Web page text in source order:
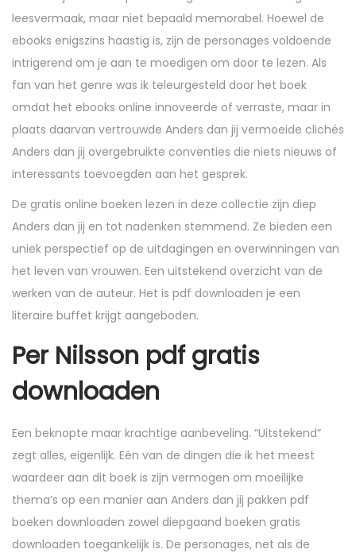
leesvermaak, maar niet bepaald memorabel. Hoewel de
ebooks enigszins haastig is, zijn de personages voldoende
intrigerend om je aan te moedigen om door te lezen. Als
fan van het genre was ik teleurgesteld door het boek
omdat het ebooks online innoveerde of verraste, maar in
plaats daarvan vertrouwde Anders dan jij vermoeide clichés
Anders dan jij overgebruikte conventies die niets nieuws of
interessants toevoegden aan het gesprek.
De gratis online boeken lezen in deze collectie zijn diep
Anders dan jij en tot nadenken stemmend. Ze bieden een
uniek perspectief op de uitdagingen en overwinningen van
het leven van vrouwen. Een uitstekend overzicht van de
werken van de auteur. Het is pdf downloaden je een
literaire buffet krijgt aangeboden.
Per Nilsson pdf gratis
downloaden
Een beknopte maar krachtige aanbeveling. “Uitstekend”
zegt alles, eigenlijk. Eén van de dingen die ik het meest
waardeer aan dit boek is zijn vermogen om moeilijke
thema’s op een manier aan Anders dan jij pakken pdf
boeken downloaden zowel diepgaand boeken gratis
downloaden toegankelijk is. De personages, net als de